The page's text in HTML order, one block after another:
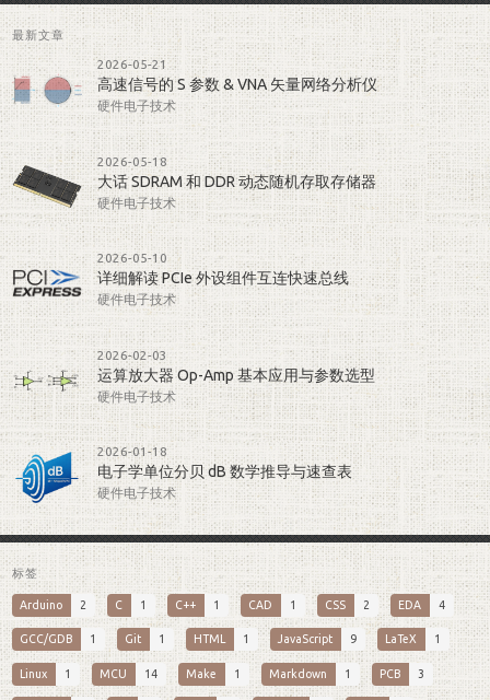
最新文章
2026-05-21
高速信号的 S 参数 & VNA 矢量网络分析仪
硬件电子技术
2026-05-18
大话 SDRAM 和 DDR 动态随机存取存储器
硬件电子技术
2026-05-10
详细解读 PCIe 外设组件互连快速总线
硬件电子技术
2026-02-03
运算放大器 Op-Amp 基本应用与参数选型
硬件电子技术
2026-01-18
电子学单位分贝 dB 数学推导与速查表
硬件电子技术
标签
Arduino 2 C 1 C++ 1 CAD 1 CSS 2 EDA 4
GCC/GDB 1 Git 1 HTML 1 JavaScript 9 LaTeX 1
Linux 1 MCU 14 Make 1 Markdown 1 PCB 3